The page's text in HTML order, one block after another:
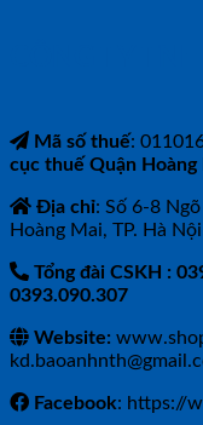
Mã số thuế:
cục thuế Quận Hoàng
Địa chỉ: Số 6-8
Hoàng Mai, TP. Hà Nội
Tổng đài CSKH :
0393.090.307
Website:
Facebook: https://